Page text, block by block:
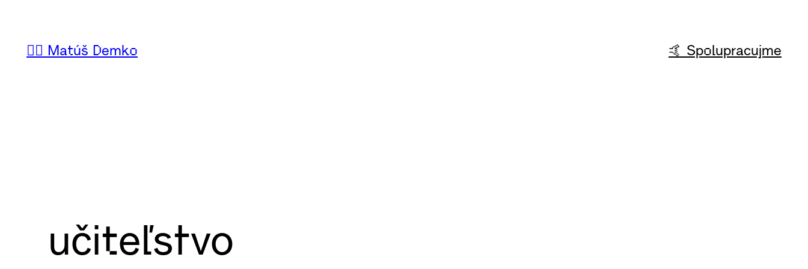
obsah🙋‍♂️ Matúš Demko 🤙 Spolupracujme
učiteľstvo